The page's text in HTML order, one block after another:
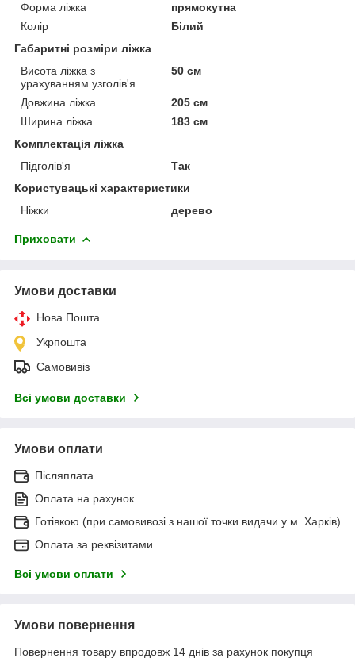
Форма ліжка
прямокутна
Колір
Білий
Габаритні розміри ліжка
Висота ліжка з
урахуванням узголів'я
50 см
Довжина ліжка
205 см
Ширина ліжка
183 см
Комплектація ліжка
Підголів'я
Так
Користувацькі характеристики
Ніжки
дерево
Приховати
Умови доставки
Нова Пошта
Укрпошта
Самовивіз
Всі умови доставки
Умови оплати
Післяплата
Оплата на рахунок
Готівкою (при самовивозі з нашої точки видачи у м. Харків)
Оплата за реквізитами
Всі умови оплати
Умови повернення
Повернення товару впродовж 14 днів за рахунок покупця